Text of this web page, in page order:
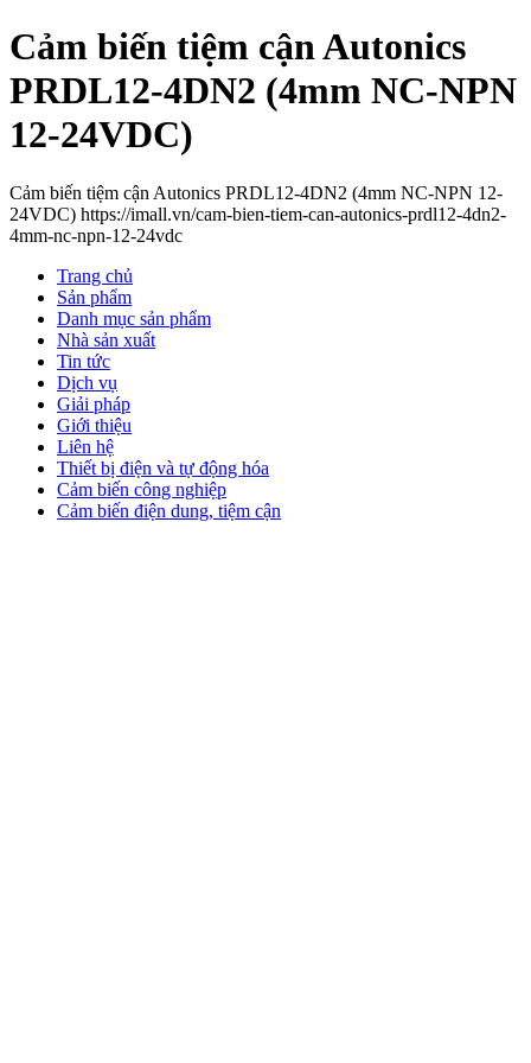
Cảm biến tiệm cận Autonics
PRDL12-4DN2 (4mm NC-NPN
12-24VDC)
Cảm biến tiệm cận Autonics PRDL12-4DN2 (4mm NC-NPN 12-
24VDC) https://imall.vn/cam-bien-tiem-can-autonics-prdl12-4dn2-
4mm-nc-npn-12-24vdc
Trang chủ
Sản phẩm
Danh mục sản phẩm
Nhà sản xuất
Tin tức
Dịch vụ
Giải pháp
Giới thiệu
Liên hệ
Thiết bị điện và tự động hóa
Cảm biến công nghiệp
Cảm biến điện dung, tiệm cận